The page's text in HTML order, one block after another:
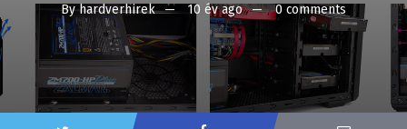
Byhardverhirek 10 év ago 0 comments